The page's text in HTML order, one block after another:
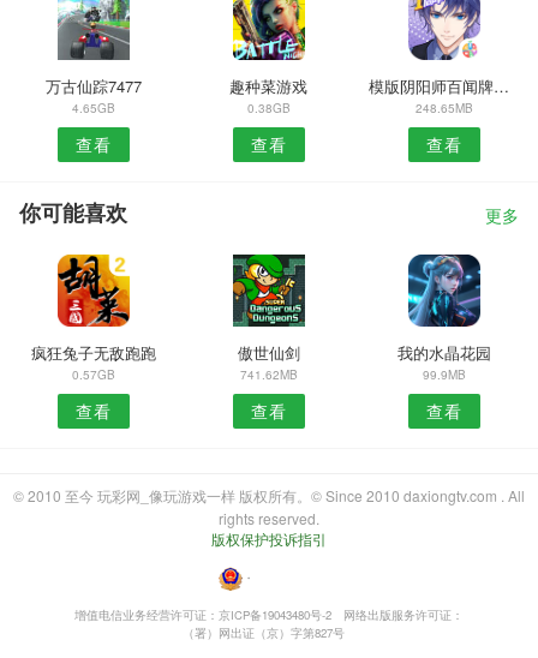
万古仙踪7477
4.65GB
查看
趣种菜游戏
0.38GB
查看
模版阴阳师百闻牌彼岸花
248.65MB
查看
你可能喜欢 更多
疯狂兔子无敌跑跑
0.57GB
查看
傲世仙剑
741.62MB
查看
我的水晶花园
99.9MB
查看
© 2010 至今 玩彩网_像玩游戏一样 版权所有。© Since 2010 daxiongtv.com . All
rights reserved.
版权保护投诉指引
・
增值电信业务经营许可证：京ICP备19043480号-2
网络出版服务许可证：
（署）网出证（京）字第827号